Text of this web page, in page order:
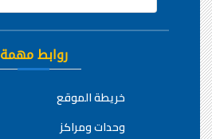
روابط مهمة
خريطة الموقع
وحدات ومراكز